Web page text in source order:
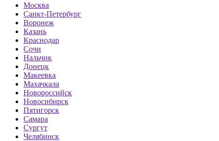
Москва
Санкт-Петербург
Воронеж
Казань
Краснодар
Сочи
Нальчик
Донецк
Макеевка
Махачкала
Новороссийск
Новосибирск
Пятигорск
Самара
Сургут
Челябинск